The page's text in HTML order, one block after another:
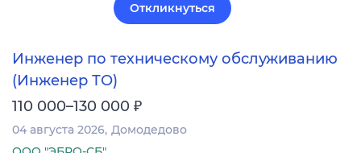
Откликнуться
Инженер по техническому обслуживанию
(Инженер ТО)
110 000–130 000 ₽
04 августа 2026 Домодедово